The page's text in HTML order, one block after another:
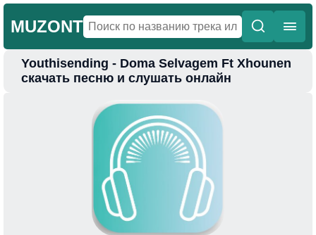
MUZONT
Главная
Youthisending - Doma Selvagem Ft Xhounen
скачать песню и слушать онлайн